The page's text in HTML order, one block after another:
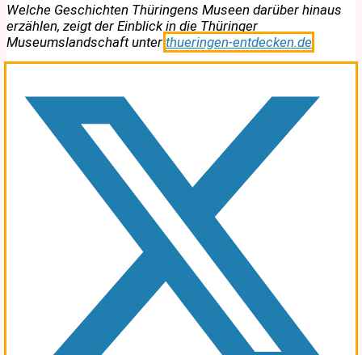
Welche Geschichten Thüringens Museen darüber hinaus
erzählen, zeigt der Einblick in die Thüringer
Museumslandschaft unter thueringen-entdecken.de